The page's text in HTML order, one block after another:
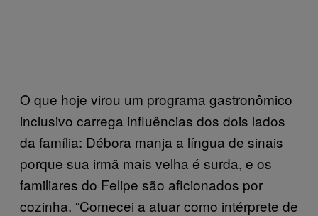
O que hoje virou um programa gastronômico
inclusivo carrega influências dos dois lados
da família: Débora manja a língua de sinais
porque sua irmã mais velha é surda, e os
familiares do Felipe são aficionados por
cozinha. “Comecei a atuar como intérprete de